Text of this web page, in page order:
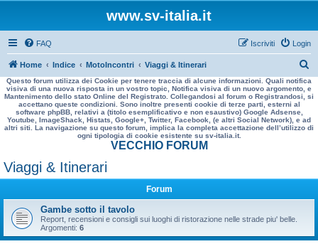
www.sv-italia.it
FAQ Login
Iscriviti
Home Indice MotoIncontri Viaggi & Itinerari
e
r
a
Questo forum utilizza dei Cookie per tenere traccia di alcune informazioni. Quali notifica
visiva di una nuova risposta in un vostro topic, Notifica visiva di un nuovo argomento, e
Mantenimento dello stato Online del Registrato. Collegandosi al forum o Registrandosi, si
accettano queste condizioni. Sono inoltre presenti cookie di terze parti, esterni al
software phpBB, relativi a (titolo esemplificativo e non esaustivo) Google Adsense,
Youtube, ImageShack, Histats, Google+, Twitter, Facebook, (e altri Social Network), e ad
altri siti. La navigazione su questo forum, implica la completa accettazione dell’utilizzo di
ogni tipologia di cookie esistente su sv-italia.it.
VECCHIO FORUM
Viaggi & Itinerari
Forum
Gambe sotto il tavolo
Report, recensioni e consigli sui luoghi di ristorazione nelle strade piu' belle.
Argomenti: 6